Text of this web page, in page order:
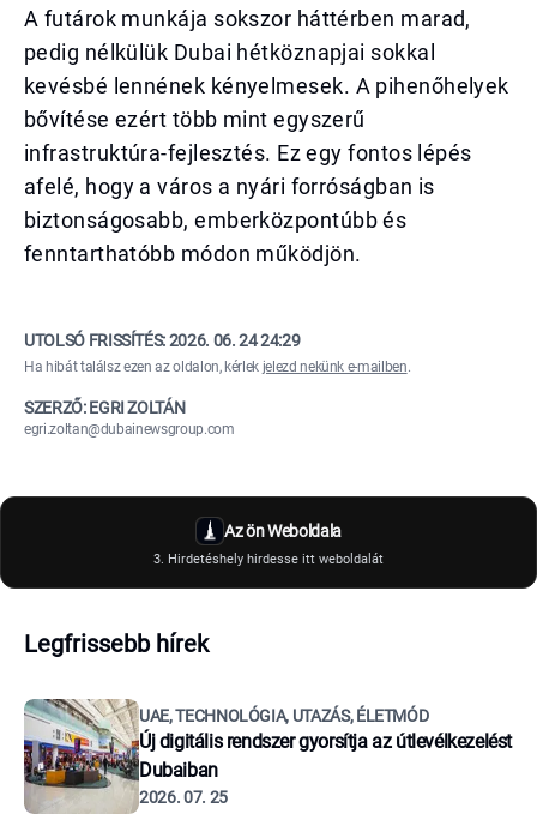
A futárok munkája sokszor háttérben marad,
pedig nélkülük Dubai hétköznapjai sokkal
kevésbé lennének kényelmesek. A pihenőhelyek
bővítése ezért több mint egyszerű
infrastruktúra-fejlesztés. Ez egy fontos lépés
afelé, hogy a város a nyári forróságban is
biztonságosabb, emberközpontúbb és
fenntarthatóbb módon működjön.
UTOLSÓ FRISSÍTÉS:2026. 06. 24 24:29
Ha hibát találsz ezen az oldalon, kérlek jelezd nekünk e-mailben.
SZERZŐ: EGRI ZOLTÁN
egri.zoltan@dubainewsgroup.com
Az ön Weboldala
3. Hirdetéshely hirdesse itt weboldalát
Legfrissebb hírek
UAE, TECHNOLÓGIA, UTAZÁS, ÉLETMÓD
Új digitális rendszer gyorsítja az útlevélkezelést
Dubaiban
2026. 07. 25